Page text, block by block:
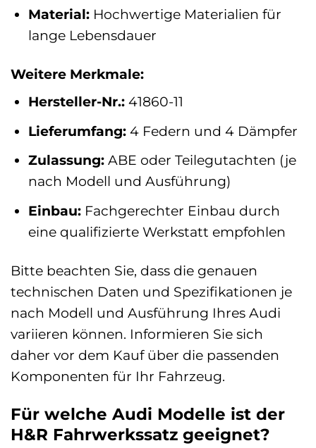
Material:Hochwertige Materialien für
lange Lebensdauer
Weitere Merkmale:
Hersteller-Nr.:41860-11
Lieferumfang:4 Federn und 4 Dämpfer
Zulassung:ABE oder Teilegutachten (je
nach Modell und Ausführung)
Einbau:Fachgerechter Einbau durch
eine qualifizierte Werkstatt empfohlen
Bitte beachten Sie, dass die genauen
technischen Daten und Spezifikationen je
nach Modell und Ausführung Ihres Audi
variieren können. Informieren Sie sich
daher vor dem Kauf über die passenden
Komponenten für Ihr Fahrzeug.
Für welche Audi Modelle ist der
H&R Fahrwerkssatz geeignet?